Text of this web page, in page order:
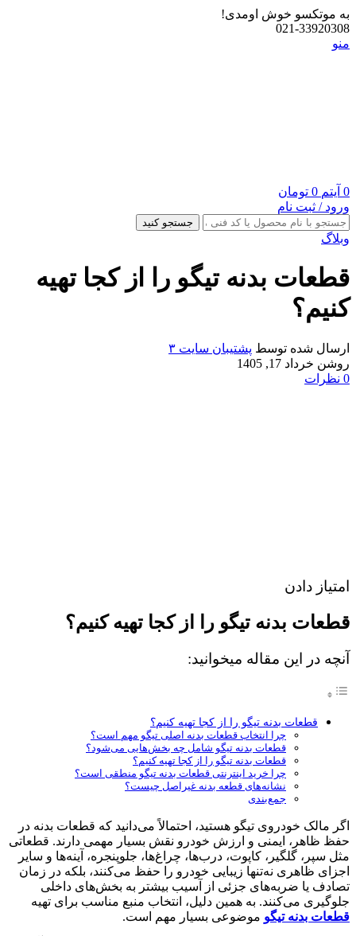
به موتکسو خوش اومدی!
021-33920308
منو
0 آیتم 0 تومان
ورود / ثبت نام
جستجو کنید
وبلاگ
قطعات بدنه تیگو را از کجا تهیه
کنیم؟
ارسال شده توسط پشتیبان سایت ۳
روشن خرداد 17, 1405
0 نظرات
امتیاز دادن
قطعات بدنه تیگو را از کجا تهیه کنیم؟
آنچه در این مقاله میخوانید:
قطعات بدنه تیگو را از کجا تهیه کنیم؟
چرا انتخاب قطعات بدنه اصلی تیگو مهم است؟
قطعات بدنه تیگو شامل چه بخش‌هایی می‌شود؟
قطعات بدنه تیگو را از کجا تهیه کنیم؟
چرا خرید اینترنتی قطعات بدنه تیگو منطقی است؟
نشانه‌های قطعه بدنه غیراصل چیست؟
جمع‌بندی
اگر مالک خودروی تیگو هستید، احتمالاً می‌دانید که قطعات بدنه در
حفظ ظاهر، ایمنی و ارزش خودرو نقش بسیار مهمی دارند. قطعاتی
مثل سپر، گلگیر، کاپوت، درب‌ها، چراغ‌ها، جلوپنجره، آینه‌ها و سایر
اجزای ظاهری نه‌تنها زیبایی خودرو را حفظ می‌کنند، بلکه در زمان
تصادف یا ضربه‌های جزئی از آسیب بیشتر به بخش‌های داخلی
جلوگیری می‌کنند. به همین دلیل، انتخاب منبع مناسب برای تهیه
قطعات بدنه تیگو موضوعی بسیار مهم است.